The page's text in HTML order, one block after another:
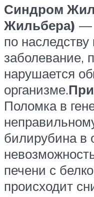
Синдром
Жильбера) —
по наследству
заболевание,
нарушается
организме.
Поломка в
билирубина в
печени с
происходит